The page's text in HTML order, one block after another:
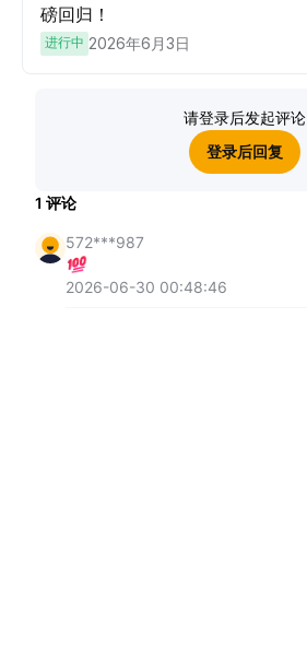
磅回归！
进行中 2026年6月3日
请登录后发起评论
登录后回复
1 评论
572***987
2026-06-30 00:48:46